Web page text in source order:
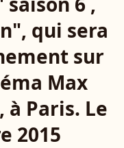
qui sera
sur
Max
Paris. Le
2015